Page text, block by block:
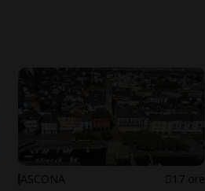
ASCONA 17 ore